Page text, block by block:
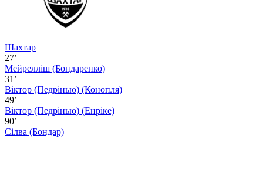
Шахтар
27’
Мейрелліш (Бондаренко)
31’
Віктор (Педрінью) (Конопля)
49’
Віктор (Педрінью) (Енріке)
90’
Сілва (Бондар)